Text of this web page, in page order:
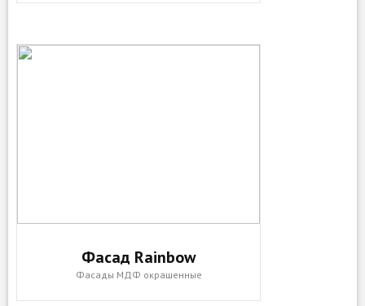
Фасад Rainbow
Фасады МДФ окрашенные